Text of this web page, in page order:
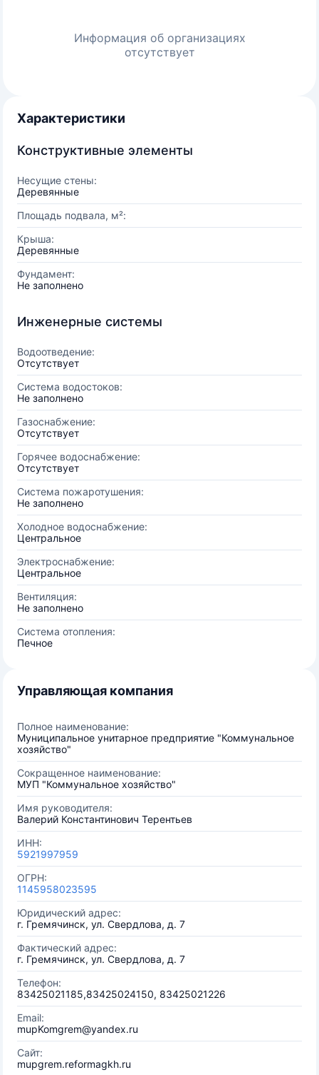
Информация об организациях
отсутствует
Характеристики
Конструктивные элементы
Несущие стены:
Деревянные
Площадь подвала, м²:
Крыша:
Деревянные
Фундамент:
Не заполнено
Инженерные системы
Водоотведение:
Отсутствует
Система водостоков:
Не заполнено
Газоснабжение:
Отсутствует
Горячее водоснабжение:
Отсутствует
Система пожаротушения:
Не заполнено
Холодное водоснабжение:
Центральное
Электроснабжение:
Центральное
Вентиляция:
Не заполнено
Система отопления:
Печное
Управляющая компания
Полное наименование:
Муниципальное унитарное предприятие "Коммунальное
хозяйство"
Сокращенное наименование:
МУП "Коммунальное хозяйство"
Имя руководителя:
Валерий Константинович Терентьев
ИНН:
5921997959
ОГРН:
1145958023595
Юридический адрес:
г. Гремячинск, ул. Свердлова, д. 7
Фактический адрес:
г. Гремячинск, ул. Свердлова, д. 7
Телефон:
83425021185,83425024150, 83425021226
Email:
mupKomgrem@yandex.ru
Сайт:
mupgrem.reformagkh.ru